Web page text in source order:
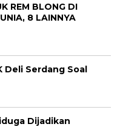
REM BLONG DI
8 LAINNYA
Deli Serdang Soal
Dijadikan